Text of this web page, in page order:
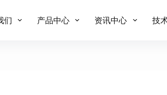
们 产品中心 资讯中心 技